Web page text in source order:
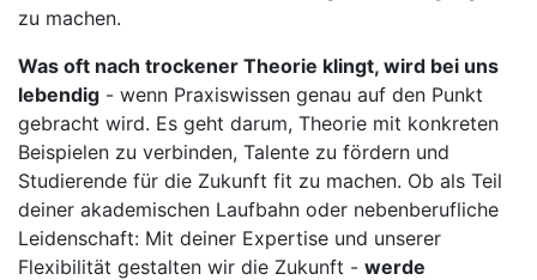
zu machen.
Was oft nach trockener Theorie klingt, wird bei uns
lebendig - wenn Praxiswissen genau auf den Punkt
gebracht wird. Es geht darum, Theorie mit konkreten
Beispielen zu verbinden, Talente zu fördern und
Studierende für die Zukunft fit zu machen. Ob als Teil
deiner akademischen Laufbahn oder nebenberufliche
Leidenschaft: Mit deiner Expertise und unserer
Flexibilität gestalten wir die Zukunft - werde